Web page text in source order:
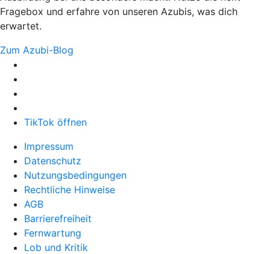
Fragebox und erfahre von unseren Azubis, was dich
erwartet.
Zum Azubi-Blog
TikTok öffnen
Impressum
Datenschutz
Nutzungsbedingungen
Rechtliche Hinweise
AGB
Barrierefreiheit
Fernwartung
Lob und Kritik